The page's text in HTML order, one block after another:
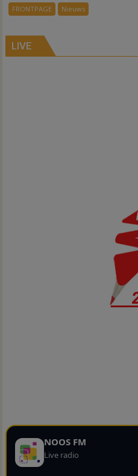
FRONTPAGE Nieuws
LIVE
NOOS FM
Live radio